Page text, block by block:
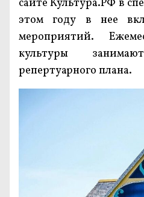
сайте Культура.РФ в
этом году в нее
мероприятий.
культуры
репертуарного плана.